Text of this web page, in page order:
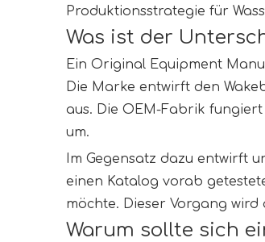
Produktionsstrategie für
Was ist der
Ein Original Equipment
Die Marke entwirft den
aus. Die OEM-Fabrik
um.
Im Gegensatz dazu entwirft
einen Katalog vorab
möchte. Dieser Vorgang
Warum sollte sich